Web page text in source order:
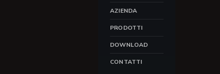
AZIENDA
PRODOTTI
DOWNLOAD
CONTATTI